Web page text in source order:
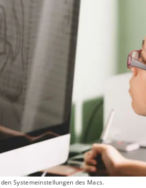
Systemeinstellungen des Macs.